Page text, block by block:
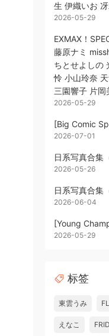
生 伊織いお
2026-05-29
EXMAX！
藤原ナミ
ちとせよしの
怜 小山玲奈
三園響子 片岡
2026-05-29
[Big Comic
2026-07-01
日系写真合集
2026-05-26
日系写真合集
2026-06-04
[Young
2026-05-29
标签
東雲うみ
えなこ